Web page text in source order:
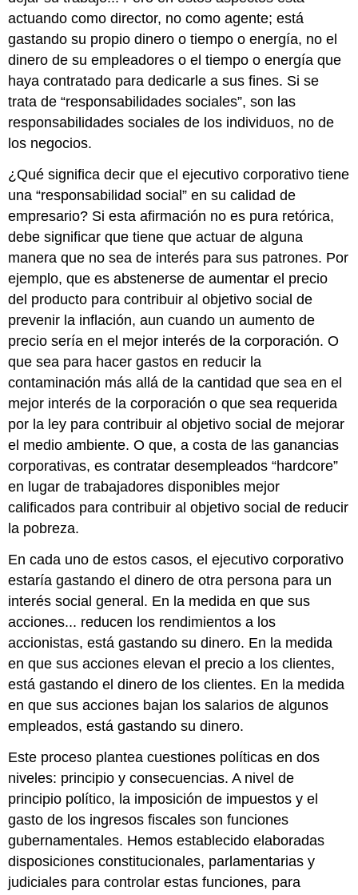
actuando como director, no como agente; está
gastando su propio dinero o tiempo o energía, no el
dinero de su empleadores o el tiempo o energía que
haya contratado para dedicarle a sus fines. Si se
trata de “responsabilidades sociales”, son las
responsabilidades sociales de los individuos, no de
los negocios.
¿Qué significa decir que el ejecutivo corporativo tiene
una “responsabilidad social” en su calidad de
empresario? Si esta afirmación no es pura retórica,
debe significar que tiene que actuar de alguna
manera que no sea de interés para sus patrones. Por
ejemplo, que es abstenerse de aumentar el precio
del producto para contribuir al objetivo social de
prevenir la inflación, aun cuando un aumento de
precio sería en el mejor interés de la corporación. O
que sea para hacer gastos en reducir la
contaminación más allá de la cantidad que sea en el
mejor interés de la corporación o que sea requerida
por la ley para contribuir al objetivo social de mejorar
el medio ambiente. O que, a costa de las ganancias
corporativas, es contratar desempleados “hardcore”
en lugar de trabajadores disponibles mejor
calificados para contribuir al objetivo social de reducir
la pobreza.
En cada uno de estos casos, el ejecutivo corporativo
estaría gastando el dinero de otra persona para un
interés social general. En la medida en que sus
acciones... reducen los rendimientos a los
accionistas, está gastando su dinero. En la medida
en que sus acciones elevan el precio a los clientes,
está gastando el dinero de los clientes. En la medida
en que sus acciones bajan los salarios de algunos
empleados, está gastando su dinero.
Este proceso plantea cuestiones políticas en dos
niveles: principio y consecuencias. A nivel de
principio político, la imposición de impuestos y el
gasto de los ingresos fiscales son funciones
gubernamentales. Hemos establecido elaboradas
disposiciones constitucionales, parlamentarias y
judiciales para controlar estas funciones, para